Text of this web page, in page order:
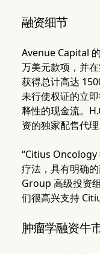
融资细节
Avenue Capital
万美元款项，并
获得总计高达
未行使权证的立
释性的现金流。
资的独家配售代理
“Citius Oncology
疗法，具有明确
Group 高级投资
们很高兴支持
肿瘤学融资牛